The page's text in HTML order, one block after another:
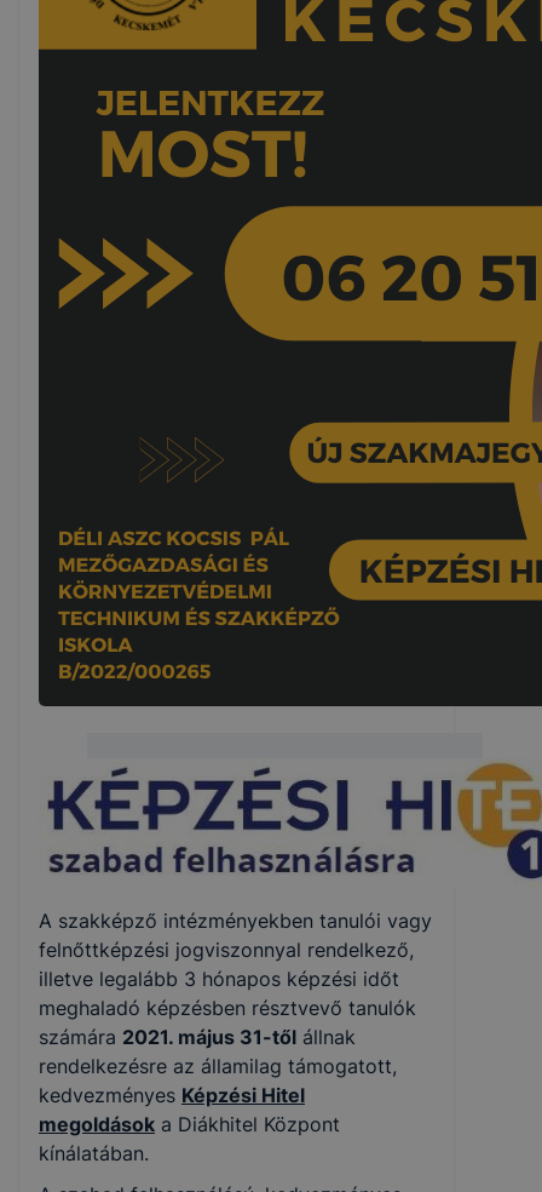
Kamatmentes hitelkonstrukció a
szakképzésben
A szakképző intézményekben tanulói vagy
felnőttképzési jogviszonnyal rendelkező,
illetve legalább 3 hónapos képzési időt
meghaladó képzésben résztvevő tanulók
számára 2021. május 31-től állnak
rendelkezésre az államilag támogatott,
kedvezményes Képzési Hitel
megoldások a Diákhitel Központ
kínálatában.